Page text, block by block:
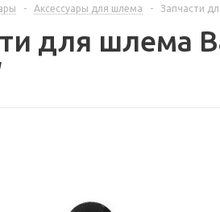
- Аксессуары для шлема - Запчасти
для шлема